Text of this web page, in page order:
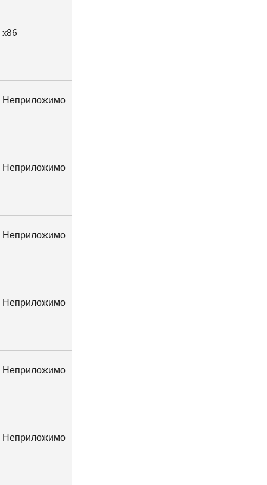
x86
Неприложимо
Неприложимо
Неприложимо
Неприложимо
Неприложимо
Неприложимо